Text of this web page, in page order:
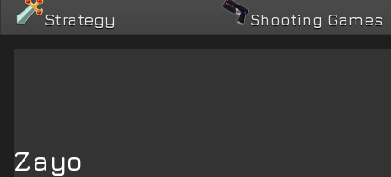
Strategy Shooting Games
Zayo